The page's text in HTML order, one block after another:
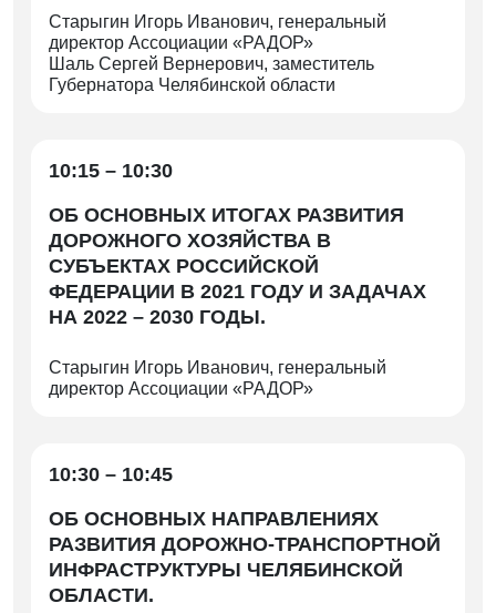
Старыгин Игорь Иванович, генеральный
директор Ассоциации «РАДОР»
Шаль Сергей Вернерович, заместитель
Губернатора Челябинской области
10:15 – 10:30
ОБ ОСНОВНЫХ ИТОГАХ РАЗВИТИЯ
ДОРОЖНОГО ХОЗЯЙСТВА В
СУБЪЕКТАХ РОССИЙСКОЙ
ФЕДЕРАЦИИ В 2021 ГОДУ И ЗАДАЧАХ
НА 2022 – 2030 ГОДЫ.
Старыгин Игорь Иванович, генеральный
директор Ассоциации «РАДОР»
10:30 – 10:45
ОБ ОСНОВНЫХ НАПРАВЛЕНИЯХ
РАЗВИТИЯ ДОРОЖНО-ТРАНСПОРТНОЙ
ИНФРАСТРУКТУРЫ ЧЕЛЯБИНСКОЙ
ОБЛАСТИ.